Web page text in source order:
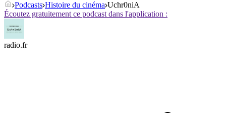
Podcasts Histoire du cinéma Uchr0niA
Écoutez gratuitement ce podcast dans l'application :
radio.fr